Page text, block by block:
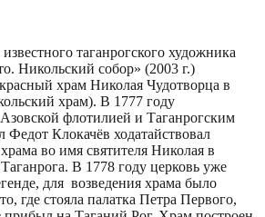
таганрогского художника
Никольский собор» (2003 г.)
храм Николая Чудотворца в
храм). В 1777 году
флотилией и Таганрогским
Федот Клокачёв ходатайствовал
во имя святителя Николая в
В 1778 году церковь уже
для возведения храма было
где стояла палатка Петра Первого,